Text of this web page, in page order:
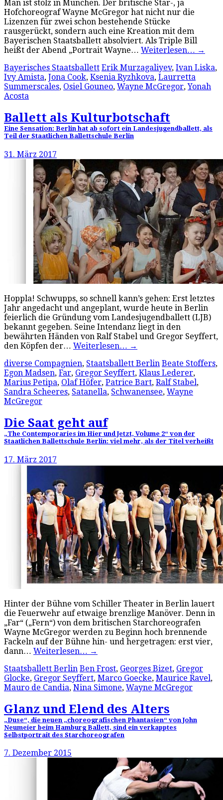
Man ist stolz in München. Der britische Star-, ja
Hofchoreograf Wayne McGregor hat nicht nur die
Lizenzen für zwei schon bestehende Stücke
rausgerückt, sondern auch eine Kreation mit dem
Bayerischen Staatsballett absolviert. Als Triple Bill
heißt der Abend „Portrait Wayne… Weiterlesen… →
Bayerisches Staatsballett Erik Murzagaliyev, Ivan Liska,
Ivy Amista, Jona Cook, Ksenia Ryzhkova, Laurretta
Summerscales, Osiel Gouneo, Wayne McGregor,Yonah
Acosta
Ballett als Kulturbotschaft
Eine Sensation: Berlin hat ab sofort ein Landesjugendballett, als
Teil der Staatlichen Ballettschule Berlin
31. März 2017
Hoppla! Schwupps, so schnell kann’s gehen: Erst letztes
Jahr angedacht und angeplant, wurde heute in Berlin
feierlich die Gründung vom Landesjugendballett (LJB)
bekannt gegeben. Seine Intendanz liegt in den
bewährten Händen von Ralf Stabel und Gregor Seyffert,
den Köpfen der… Weiterlesen… →
diverse Compagnien, Staatsballett Berlin Beate Stoffers,
Egon Madsen, Far, Gregor Seyffert, Klaus Lederer,
Marius Petipa, Olaf Höfer, Patrice Bart, Ralf Stabel,
Sandra Scheeres, Satanella, Schwanensee, Wayne
McGregor
Die Saat geht auf
„The Contemporaries im Hier und Jetzt, Volume 2“ von der
Staatlichen Ballettschule Berlin: viel mehr, als der Titel verheißt
17. März 2017
Hinter der Bühne vom Schiller Theater in Berlin lauert
die Feuerwehr auf etwaige brenzlige Manöver. Denn in
„Far“ („Fern“) von dem britischen Starchoreografen
Wayne McGregor werden zu Beginn hoch brennende
Fackeln auf der Bühne hin- und hergetragen: erst vier,
dann… Weiterlesen… →
Staatsballett Berlin Ben Frost, Georges Bizet, Gregor
Glocke, Gregor Seyffert, Marco Goecke, Maurice Ravel,
Mauro de Candia, Nina Simone, Wayne McGregor
Glanz und Elend des Alters
„Duse“, die neuen „choreografischen Phantasien“ von John
Neumeier beim Hamburg Ballett, sind ein verkapptes
Selbstportrait des Starchoreografen
7. Dezember 2015